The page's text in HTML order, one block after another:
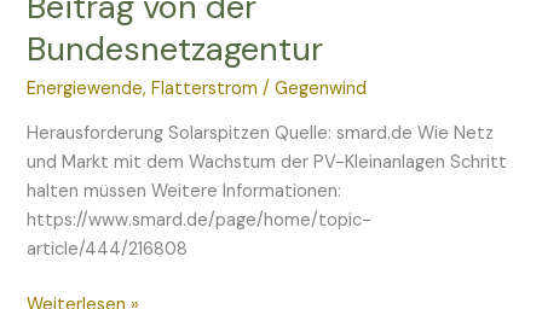
Bundesnetzagentur
Energiewende,Flatterstrom /Gegenwind
Herausforderung Solarspitzen Quelle: smard.de Wie Netz
und Markt mit dem Wachstum der PV-Kleinanlagen Schritt
halten müssen Weitere Informationen:
https://www.smard.de/page/home/topic-
article/444/216808
–
Beitrag
der
Bundesnetzagentur